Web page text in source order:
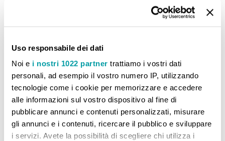
Uso responsabile dei dati
Noi e i nostri 1022 partner trattiamo i vostri dati
personali, ad esempio il vostro numero IP, utilizzando
tecnologie come i cookie per memorizzare e accedere
alle informazioni sul vostro dispositivo al fine di
pubblicare annunci e contenuti personalizzati, misurare
gli annunci e i contenuti, ricercare il pubblico e sviluppare
i servizi. Avete la possibilità di scegliere chi utilizza i
CONFRONTA PRODOTTI
Non ci sono articoli da confrontare.